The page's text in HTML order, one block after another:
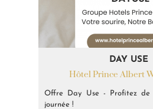
Pack
Hôtel Prince Albert
Besoin d'un séjour
Capitale, le Pack
Offre
end : petit
départ tardif
Hôtel Prince Albert
Tarif non
Hôtel Prince Albert
Profitez de notre Tarif Non
économisez 10% sur votre
DAY USE
Hôtel Prince Albert
Offre Day Use - Profitez de
journée !